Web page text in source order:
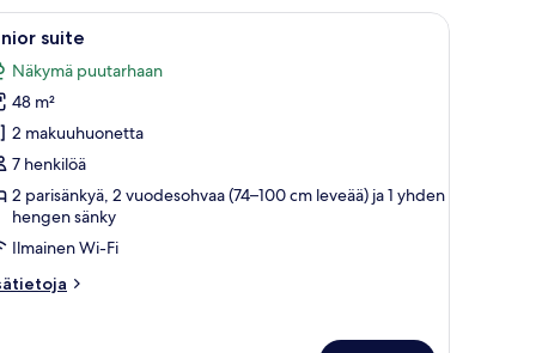
Kompakti huone, jossa on keittotila,
8 suite
Näkymä puutarhaan
48 m²
2 makuuhuonetta
7 henkilöä
2 parisänkyä, 2 vuodesohvaa (74–100 cm leveää) ja 1 yhden
hengen sänky
Ilmainen Wi-Fi